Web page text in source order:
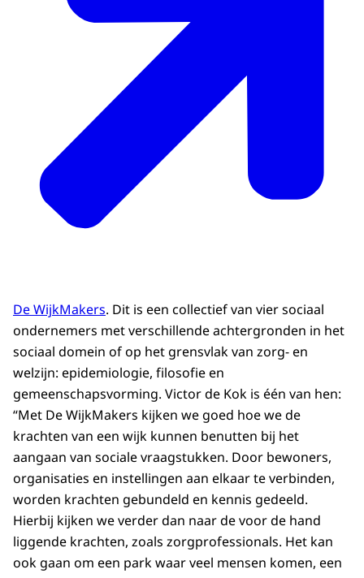
De WijkMakers. Dit is een collectief van vier sociaal
ondernemers met verschillende achtergronden in het
sociaal domein of op het grensvlak van zorg- en
welzijn: epidemiologie, filosofie en
gemeenschapsvorming. Victor de Kok is één van hen:
“Met De WijkMakers kijken we goed hoe we de
krachten van een wijk kunnen benutten bij het
aangaan van sociale vraagstukken. Door bewoners,
organisaties en instellingen aan elkaar te verbinden,
worden krachten gebundeld en kennis gedeeld.
Hierbij kijken we verder dan naar de voor de hand
liggende krachten, zoals zorgprofessionals. Het kan
ook gaan om een park waar veel mensen komen, een